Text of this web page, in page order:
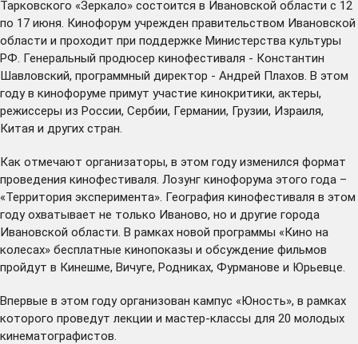
Тарковского «Зеркало» состоится в Ивановской области с 12
по 17 июня. Кинофорум учрежден правительством Ивановской
области и проходит при поддержке Министерства культуры
РФ. Генеральный продюсер кинофестиваля - Константин
Шавловский, программный директор - Андрей Плахов. В этом
году в кинофоруме примут участие кинокритики, актеры,
режиссеры из России, Сербии, Германии, Грузии, Израиля,
Китая и других стран.
Как отмечают организаторы, в этом году изменился формат
проведения кинофестиваля. Лозунг кинофорума этого года –
«Территория эксперимента». География кинофестиваля в этом
году охватывает не только Иваново, но и другие города
Ивановской области. В рамках новой программы «Кино на
колесах» бесплатные кинопоказы и обсуждение фильмов
пройдут в Кинешме, Вичуге, Родниках, Фурманове и Юрьевце.
Впервые в этом году организован кампус «Юность», в рамках
которого проведут лекции и мастер-классы для 20 молодых
кинематографистов.